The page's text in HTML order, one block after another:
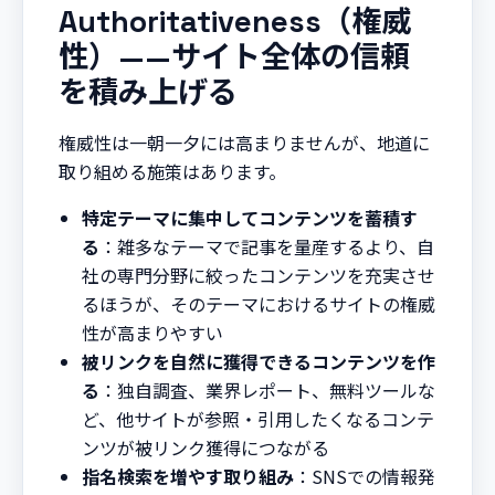
Authoritativeness（権威
性）——サイト全体の信頼
を積み上げる
権威性は一朝一夕には高まりませんが、地道に
取り組める施策はあります。
特定テーマに集中してコンテンツを蓄積す
る ：雑多なテーマで記事を量産するより、自
社の専門分野に絞ったコンテンツを充実させ
るほうが、そのテーマにおけるサイトの権威
性が高まりやすい
被リンクを自然に獲得できるコンテンツを作
る ：独自調査、業界レポート、無料ツールな
ど、他サイトが参照・引用したくなるコンテ
ンツが被リンク獲得につながる
指名検索を増やす取り組み：SNSでの情報発